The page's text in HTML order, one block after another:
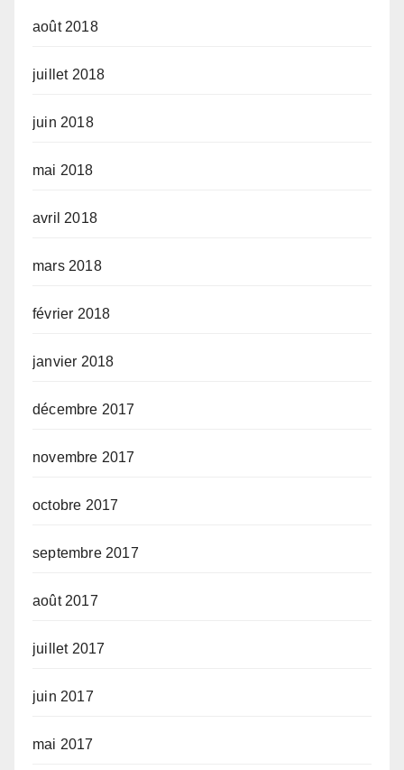
août 2018
juillet 2018
juin 2018
mai 2018
avril 2018
mars 2018
février 2018
janvier 2018
décembre 2017
novembre 2017
octobre 2017
septembre 2017
août 2017
juillet 2017
juin 2017
mai 2017